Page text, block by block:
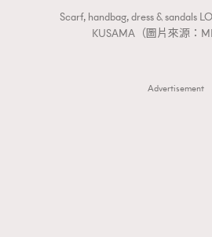
Scarf, handbag, dress & sandals
KUSAMA（圖片來源：
Advertisement